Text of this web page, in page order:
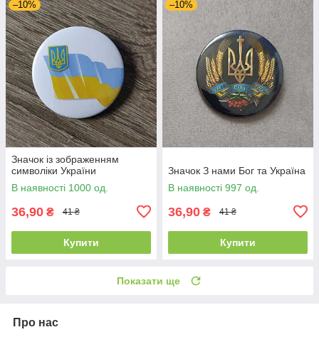
–10%
Значок із зображенням
символіки України
В наявності 1000 од.
36,90 ₴ 41 ₴
Купити
–10%
Значок З нами Бог та Україна
В наявності 997 од.
36,90 ₴ 41 ₴
Купити
Показати ще
Про нас